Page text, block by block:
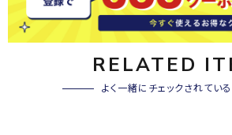
RELATED
よく一緒にチェックされてい